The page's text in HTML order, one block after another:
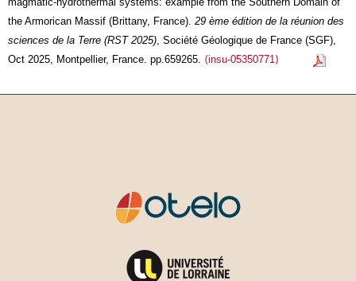
the Armorican Massif (Brittany, France). 29 ème édition de la réunion des
sciences de la Terre (RST 2025), Société Géologique de France (SGF),
Oct 2025, Montpellier, France. pp.659265. ⟨insu-05350771⟩